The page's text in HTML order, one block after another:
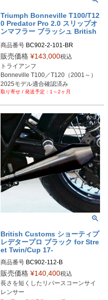
Triumph Bonneville T100/T12
0 Predator Pro 2.0 スリップオ
ンマフラー ブラッシュ British
商品番号 BC902-2-101-BR
販売価格 ¥143,000税込
トライアンフ
Bonneville T100／T120（2001～）
2025モデル適合確認済み
1～2ヶ月
British Customs ショーティプ
レデタープロ ブラック for Stre
et Twin/Cup 17-
商品番号 BC902-112-B
D型番：1811-3597
販売価格 ¥140,400税込
長さを短くしたリバースコーンサイ
レンサー